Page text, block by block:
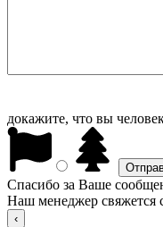
докажите, что вы
Спасибо за Ваше
Наш менеджер свяжется